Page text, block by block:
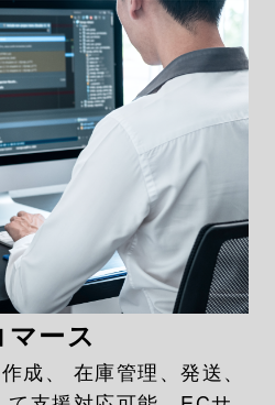
マース
成、 在庫管理、発送、